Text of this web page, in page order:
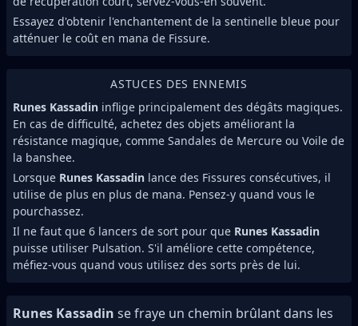
Essayez d'obtenir l'enchantement de la sentinelle bleue pour
atténuer le coût en mana de Fissure.
ASTUCES DES ENNEMIS
Runes Kassadin inflige principalement des dégâts magiques.
En cas de difficulté, achetez des objets améliorant la
résistance magique, comme Sandales de Mercure ou Voile de
la banshee.
Lorsque Runes Kassadin lance des Fissures consécutives, il
utilise de plus en plus de mana. Pensez-y quand vous le
pourchassez.
Il ne faut que 6 lancers de sort pour que Runes Kassadin
puisse utiliser Pulsation. S'il améliore cette compétence,
méfiez-vous quand vous utilisez des sorts près de lui.
Runes Kassadin se fraye un chemin brûlant dans les